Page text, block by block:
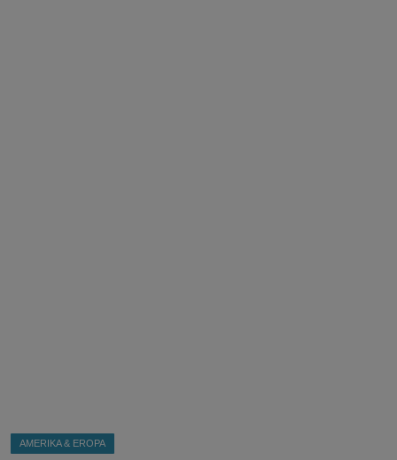
AMERIKA & EROPA